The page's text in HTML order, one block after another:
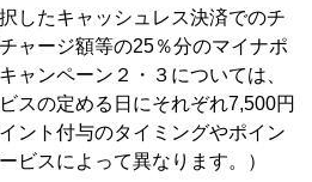
したキャッシュレス決済でのチ
ャージ額等の25％分のマイナポ
ャンペーン２・３については、
スの定める日にそれぞれ7,500円
ント付与のタイミングやポイン
ビスによって異なります。）